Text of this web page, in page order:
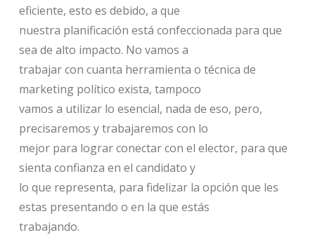
eficiente, esto es debido, a que
nuestra planificación está confeccionada para que
sea de alto impacto. No vamos a
trabajar con cuanta herramienta o técnica de
marketing político exista, tampoco
vamos a utilizar lo esencial, nada de eso, pero,
precisaremos y trabajaremos con lo
mejor para lograr conectar con el elector, para que
sienta confianza en el candidato y
lo que representa, para fidelizar la opción que les
estas presentando o en la que estás
trabajando.